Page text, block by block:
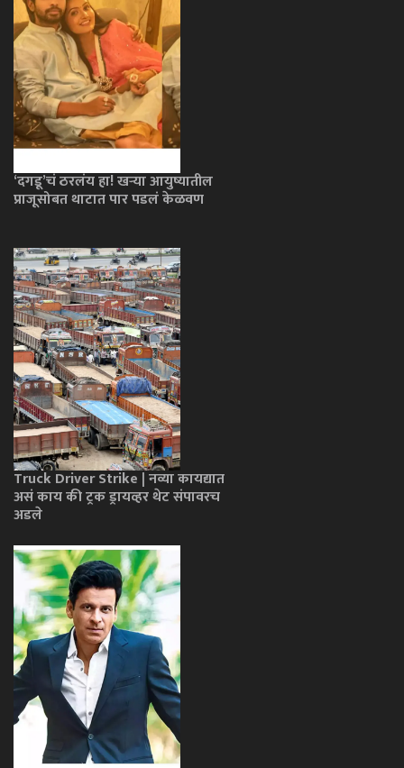
‘दगडू’चं ठरलंय हा! खऱ्या आयुष्यातील
प्राजूसोबत थाटात पार पडलं केळवण
Truck Driver Strike | नव्या कायद्यात
असं काय की ट्रक ड्रायव्हर थेट संपावरच
अडले